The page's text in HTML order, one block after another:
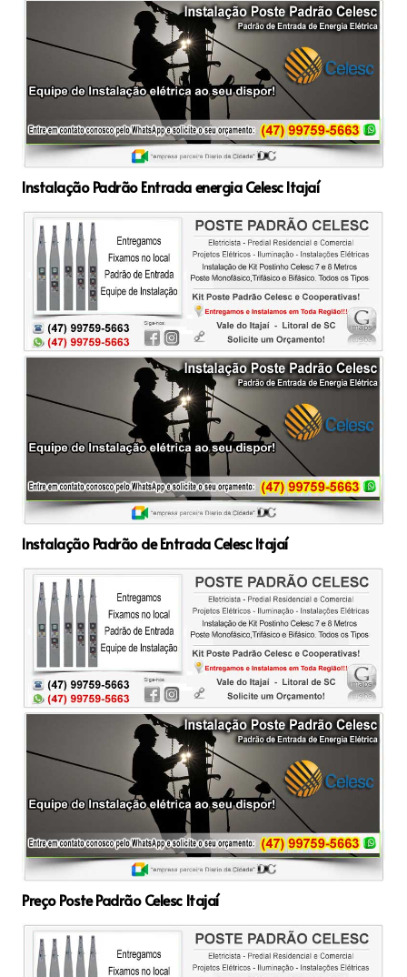
Instalação Padrão Entrada energia Celesc Itajaí
Instalação Padrão de Entrada Celesc Itajaí
Preço Poste Padrão Celesc Itajaí